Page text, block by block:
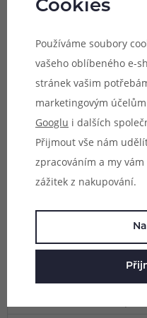
vaping, 1ks v balení.
Skladem na 12 prodejnách
79 Kč
Innokin Zenith Minimal
Cookies
Používáme soubory
vašeho oblíbeného e-
stránek vašim
marketingovým
Googlu i dalších
Přijmout vše nám
zpracováním a my
zážitek z nakupování.